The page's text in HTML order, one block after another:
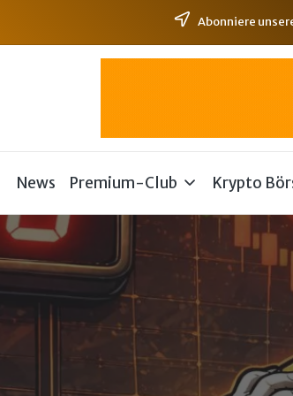
Abonniere
News Premium-Club Krypto